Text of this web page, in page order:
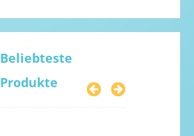
Beliebteste
Produkte